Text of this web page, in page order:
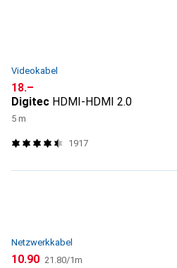
Videokabel
CHF
18.–
Digitec HDMI-HDMI 2.0
5 m
1917
Netzwerkkabel
CHF
10.90 CHF
21.80/1m